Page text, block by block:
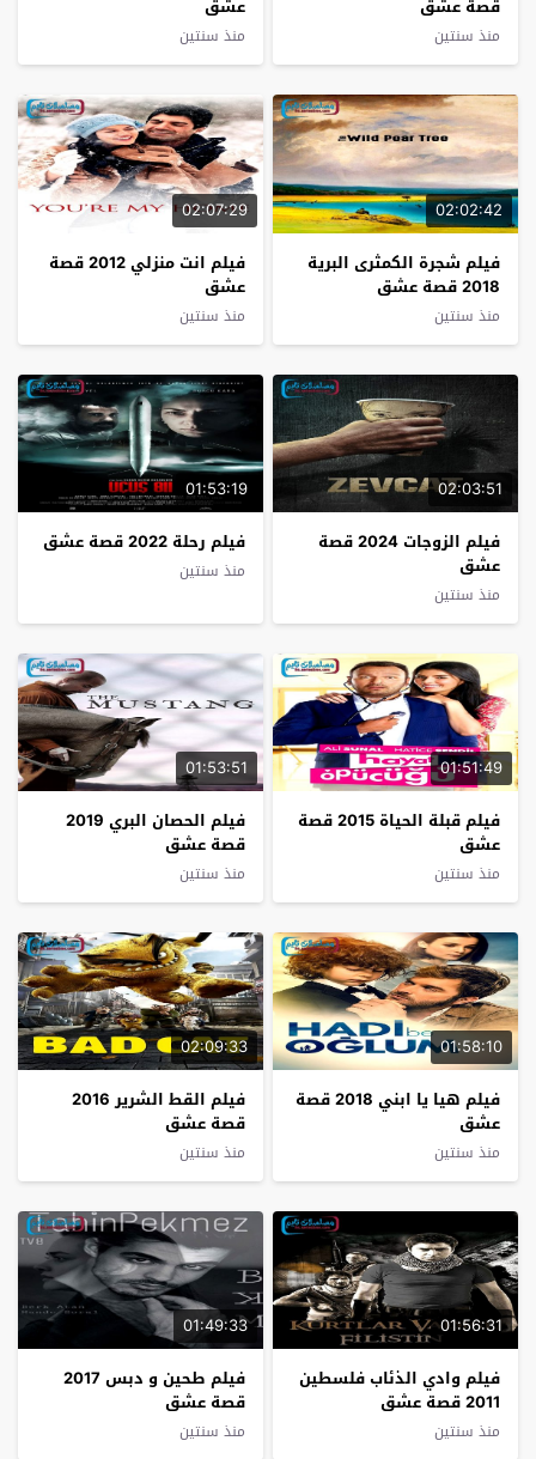
قصة عشق
منذ سنتين
عشق
منذ سنتين
02:02:42
فيلم شجرة الكمثرى البرية
2018 قصة عشق
منذ سنتين
02:07:29
فيلم انت منزلي 2012 قصة
عشق
منذ سنتين
02:03:51
فيلم الزوجات 2024 قصة
عشق
منذ سنتين
01:53:19
فيلم رحلة 2022 قصة عشق
منذ سنتين
01:51:49
فيلم قبلة الحياة 2015 قصة
عشق
منذ سنتين
01:53:51
فيلم الحصان البري 2019
قصة عشق
منذ سنتين
01:58:10
فيلم هيا يا ابني 2018 قصة
عشق
منذ سنتين
02:09:33
فيلم القط الشرير 2016
قصة عشق
منذ سنتين
01:56:31
فيلم وادي الذئاب فلسطين
2011 قصة عشق
منذ سنتين
01:49:33
فيلم طحين و دبس 2017
قصة عشق
منذ سنتين